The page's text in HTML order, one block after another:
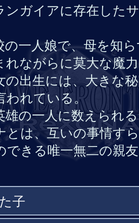
ンガイアに存在した
の一人娘で、母を知
れながらに莫大な魔
の出生には、大きな
われている。
雄の一人に数えられ
とは、互いの事情す
できる唯一無二の親
子